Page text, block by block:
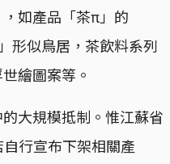
如產品「茶π」的
形似鳥居，茶飲料系列
繪圖案等。
大規模抵制。惟江蘇省
行宣布下架相關產